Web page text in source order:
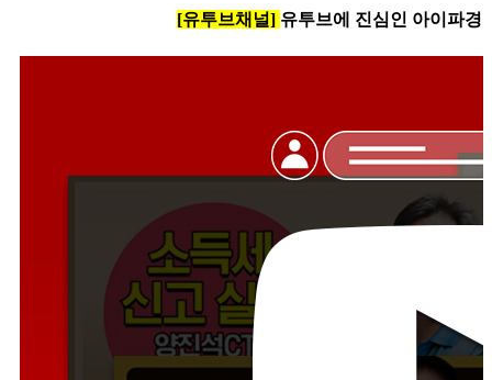
[유투브채널] 유투브에 진심인 아이파경